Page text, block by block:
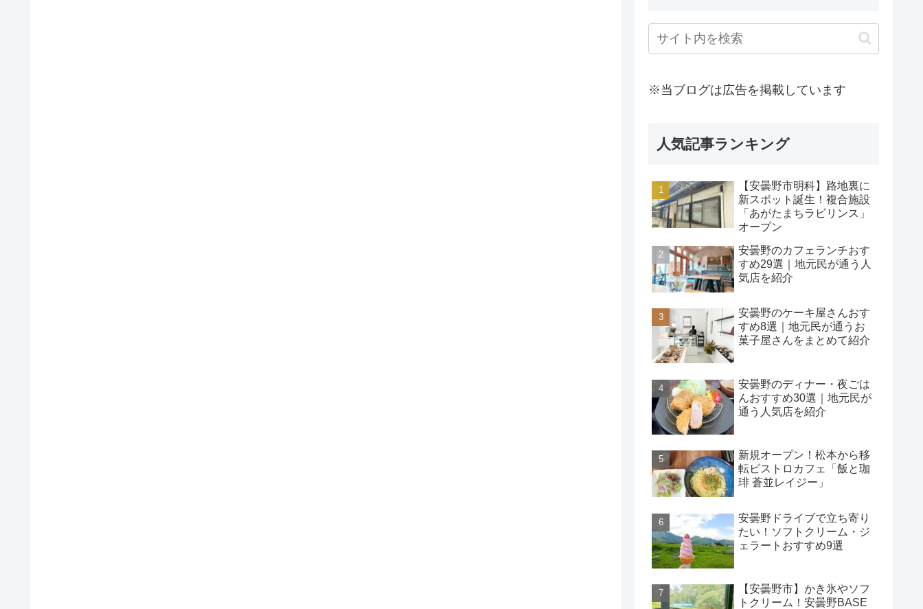
※当ブログは広告を掲載しています
人気記事ランキング
【安曇野市明科】路地裏に
新スポット誕生！複合施設
「あがたまちラビリンス」
オープン
安曇野のカフェランチおす
すめ29選｜地元民が通う人
気店を紹介
安曇野のケーキ屋さんおす
すめ8選｜地元民が通うお
菓子屋さんをまとめて紹介
安曇野のディナー・夜ごは
んおすすめ30選｜地元民が
通う人気店を紹介
新規オープン！松本から移
転ビストロカフェ「飯と珈
琲 蒼並レイジー」
安曇野ドライブで立ち寄り
たい！ソフトクリーム・ジ
ェラートおすすめ9選
【安曇野市】かき氷やソフ
トクリーム！安曇野BASE